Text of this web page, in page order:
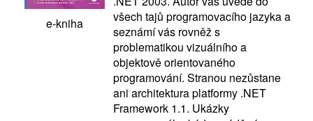
e-kniha
všech tajů programovacího jazyka a
seznámí vás rovněž s
problematikou vizuálního a
objektově orientovaného
programování. Stranou nezůstane
ani architektura platformy .NET
Framework 1.1. Ukázky